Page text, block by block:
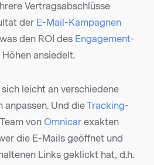
Vertragsabschlüsse
der E-Mail-Kampagnen
den ROI des Engagement-
ansiedelt.
leicht an verschiedene
anpassen. Und dieTracking-
von Omnicar exakten
die E-Mails geöffnet und
Links geklickt hat, d.h.